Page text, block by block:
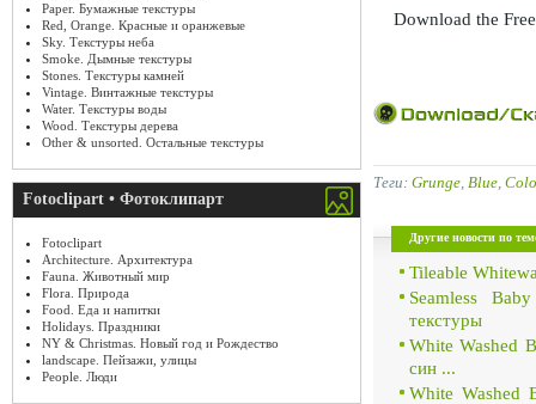
Paper. Бумажные текстуры
Red, Orange. Красные и оранжевые
Sky. Текстуры неба
Smoke. Дымные текстуры
Stones. Текстуры камней
Vintage. Винтажные текстуры
Water. Текстуры воды
Wood. Текстуры дерева
Other & unsorted. Остальные текстуры
Fotoclipart • Фотоклипарт
Fotoclipart
Architecture. Архитектура
Fauna. Животный мир
Flora. Природа
Food. Еда и напитки
Holidays. Праздники
NY & Christmas. Новый год и Рождество
landscape. Пейзажи, улицы
People. Люди
Download the
Теги: Grunge Blue
Другие новости по
Tileable
Seamless
текстуры
White Washed
син ...
White Washed